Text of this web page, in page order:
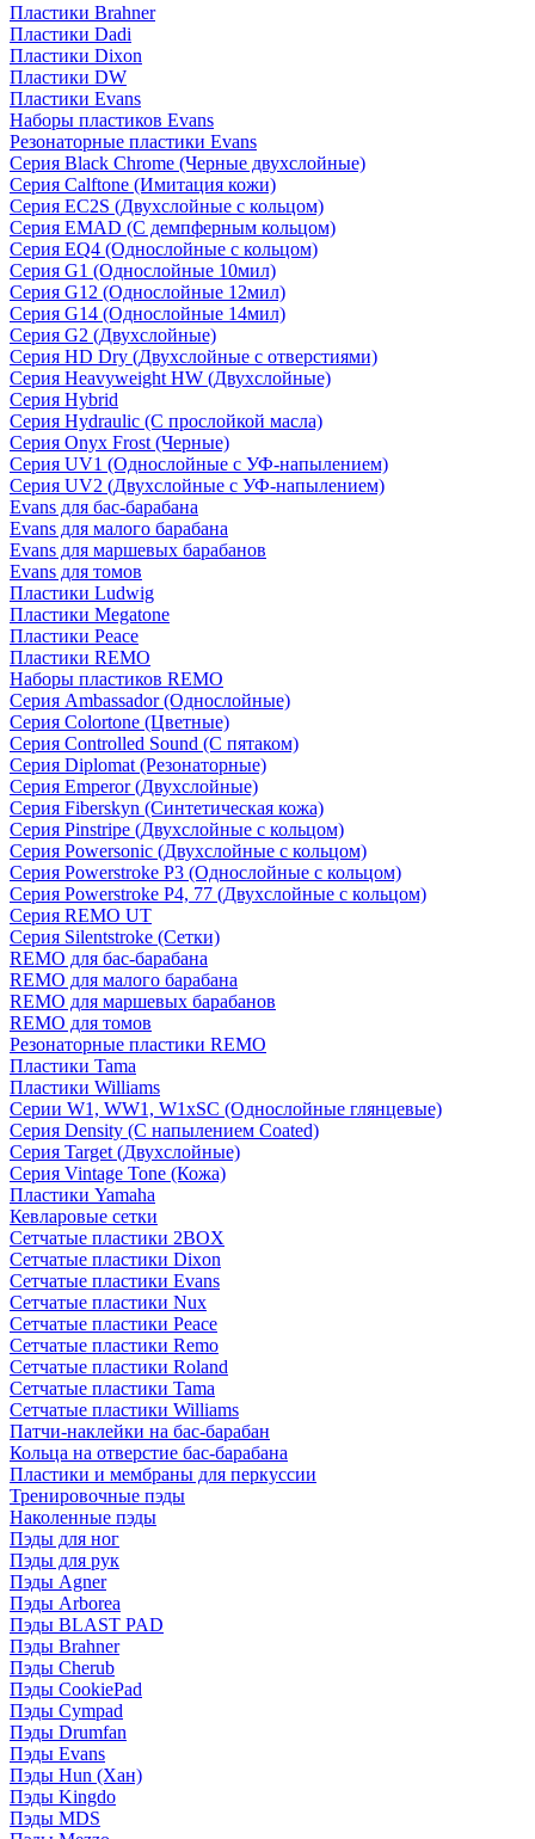
Пластики Brahner
Пластики Dadi
Пластики Dixon
Пластики DW
Пластики Evans
Наборы пластиков Evans
Резонаторные пластики Evans
Серия Black Chrome (Черные двухслойные)
Серия Calftone (Имитация кожи)
Серия EC2S (Двухслойные с кольцом)
Серия EMAD (С демпферным кольцом)
Серия EQ4 (Однослойные с кольцом)
Серия G1 (Однослойные 10мил)
Серия G12 (Однослойные 12мил)
Серия G14 (Однослойные 14мил)
Серия G2 (Двухслойные)
Серия HD Dry (Двухслойные с отверстиями)
Серия Heavyweight HW (Двухслойные)
Серия Hybrid
Серия Hydraulic (С прослойкой масла)
Серия Onyx Frost (Черные)
Серия UV1 (Однослойные с УФ-напылением)
Серия UV2 (Двухслойные с УФ-напылением)
Evans для бас-барабана
Evans для малого барабана
Evans для маршевых барабанов
Evans для томов
Пластики Ludwig
Пластики Megatone
Пластики Peace
Пластики REMO
Наборы пластиков REMO
Серия Ambassador (Однослойные)
Серия Colortone (Цветные)
Серия Controlled Sound (С пятаком)
Серия Diplomat (Резонаторные)
Серия Emperor (Двухслойные)
Серия Fiberskyn (Синтетическая кожа)
Серия Pinstripe (Двухслойные с кольцом)
Серия Powersonic (Двухслойные с кольцом)
Серия Powerstroke P3 (Однослойные с кольцом)
Серия Powerstroke P4, 77 (Двухслойные с кольцом)
Серия REMO UT
Серия Silentstroke (Сетки)
REMO для бас-барабана
REMO для малого барабана
REMO для маршевых барабанов
REMO для томов
Резонаторные пластики REMO
Пластики Tama
Пластики Williams
Серии W1, WW1, W1xSC (Однослойные глянцевые)
Серия Density (C напылением Coated)
Серия Target (Двухслойные)
Серия Vintage Tone (Кожа)
Пластики Yamaha
Кевларовые сетки
Сетчатые пластики 2BOX
Сетчатые пластики Dixon
Сетчатые пластики Evans
Сетчатые пластики Nux
Сетчатые пластики Peace
Сетчатые пластики Remo
Сетчатые пластики Roland
Сетчатые пластики Tama
Сетчатые пластики Williams
Патчи-наклейки на бас-барабан
Кольца на отверстие бас-барабана
Пластики и мембраны для перкуссии
Тренировочные пэды
Наколенные пэды
Пэды для ног
Пэды для рук
Пэды Agner
Пэды Arborea
Пэды BLAST PAD
Пэды Brahner
Пэды Cherub
Пэды CookiePad
Пэды Cympad
Пэды Drumfan
Пэды Evans
Пэды Hun (Хан)
Пэды Kingdo
Пэды MDS